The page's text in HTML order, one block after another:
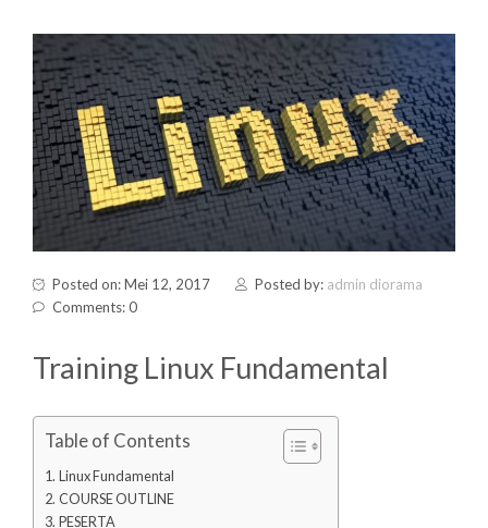
Posted on: Mei 12, 2017 Posted by: admin diorama
Comments: 0
Training Linux Fundamental
Table of Contents
Linux Fundamental
COURSE OUTLINE
PESERTA